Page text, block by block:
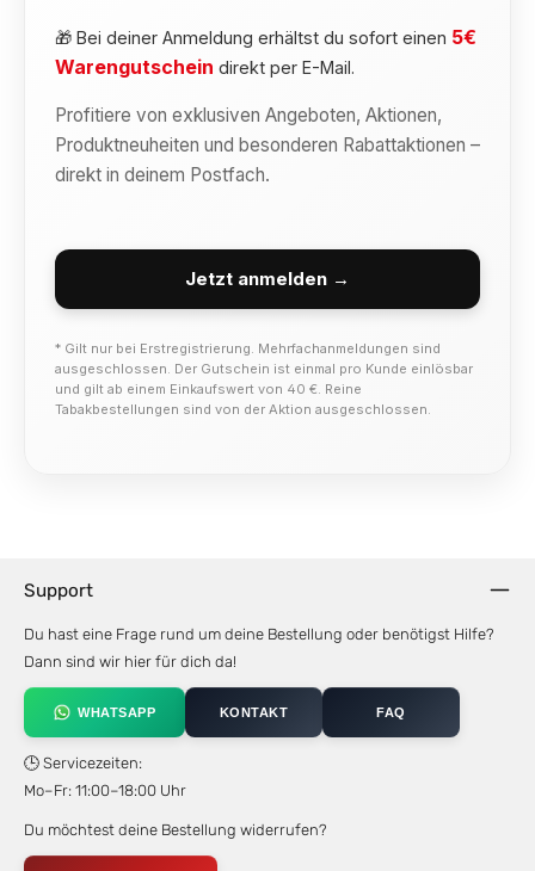
🎁 Bei deiner Anmeldung erhältst du sofort einen 5€
Warengutschein direkt per E-Mail.
Profitiere von exklusiven Angeboten, Aktionen,
Produktneuheiten und besonderen Rabattaktionen –
direkt in deinem Postfach.
Jetzt anmelden →
* Gilt nur bei Erstregistrierung. Mehrfachanmeldungen sind
ausgeschlossen. Der Gutschein ist einmal pro Kunde einlösbar
und gilt ab einem Einkaufswert von 40 €. Reine
Tabakbestellungen sind von der Aktion ausgeschlossen.
Support
Du hast eine Frage rund um deine Bestellung oder benötigst Hilfe?
Dann sind wir hier für dich da!
WHATSAPP KONTAKT FAQ
🕒 Servicezeiten:
Mo–Fr: 11:00–18:00 Uhr
Du möchtest deine Bestellung widerrufen?